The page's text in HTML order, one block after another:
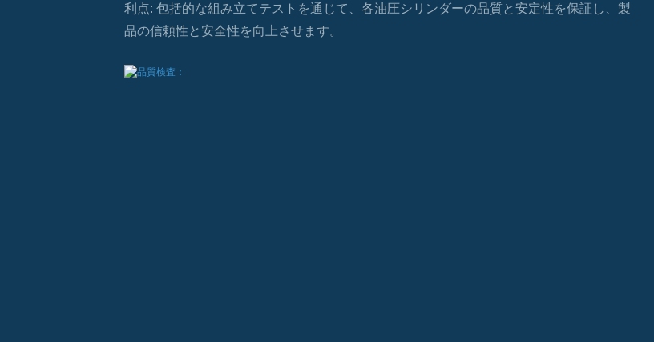
利点: 包括的な組み立てテストを通じて、各油圧シリンダーの品質と安定性を保証し、製
品の信頼性と安全性を向上させます。